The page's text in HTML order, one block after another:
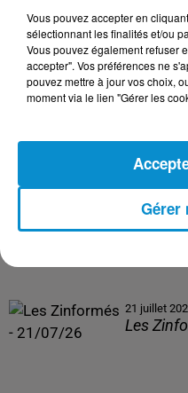
23 juillet
Les
22 juillet
Les
21 juillet
Les
Vous pouvez accepter en
sélectionnant les finalités et/ou
Vous pouvez également refuser
accepter". Vos préférences ne
pouvez mettre à jour vos choix,
moment via le lien "Gérer les
Gérer